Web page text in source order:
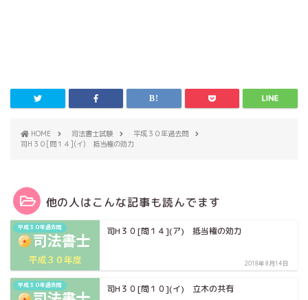
HOME 司法書士試験
平成３０年過去問
司H３０[問１４](イ) 抵当権の効力
他の人はこんな記事も読んでます
平成３０年過去問 司H３０[問１４](ア) 抵当権の効力
2018年8月14日
平成３０年過去問 司H３０[問１０](イ) 立木の共有